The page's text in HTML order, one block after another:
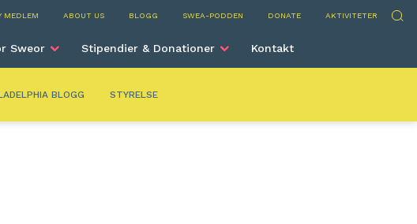
MEDLEM ABOUT US BLOGG SWEA-PODDEN DONATE AKTIVITETER Sök
Sweor Stipendier & Donationer Kontakt
BLOGG STYRELSE